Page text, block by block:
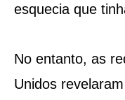
esquecia que
No entanto, as
Unidos